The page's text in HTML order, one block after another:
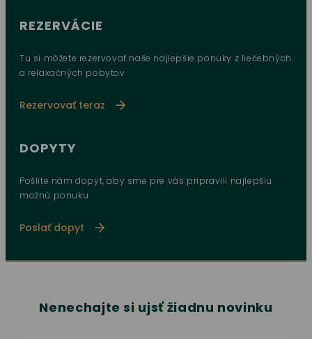
REZERVÁCIE
Tu si môžete rezervovať naše najlepšie ponuky z liečebných
a relaxačných pobytov
Rezervovať teraz
DOPYTY
Pošlite nám dopyt, aby sme pre vás pripravili najlepšiu
možnú ponuku.
Poslať dopyt
Nenechajte si ujsť žiadnu novinku